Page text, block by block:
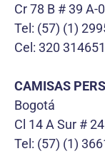
Cr 78 B # 39 A-
Tel: (57) (1)
Cel: 320
CAMISAS
Bogotá
Cl 14 A Sur #
Tel: (57) (1)